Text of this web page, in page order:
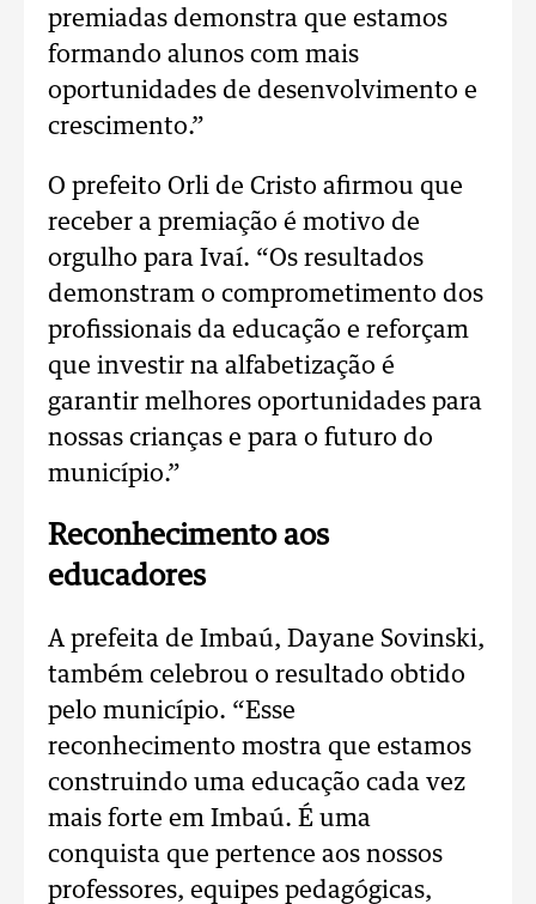
premiadas demonstra que estamos
formando alunos com mais
oportunidades de desenvolvimento e
crescimento.”
O prefeito Orli de Cristo afirmou que
receber a premiação é motivo de
orgulho para Ivaí. “Os resultados
demonstram o comprometimento dos
profissionais da educação e reforçam
que investir na alfabetização é
garantir melhores oportunidades para
nossas crianças e para o futuro do
município.”
Reconhecimento aos
educadores
A prefeita de Imbaú, Dayane Sovinski,
também celebrou o resultado obtido
pelo município. “Esse
reconhecimento mostra que estamos
construindo uma educação cada vez
mais forte em Imbaú. É uma
conquista que pertence aos nossos
professores, equipes pedagógicas,